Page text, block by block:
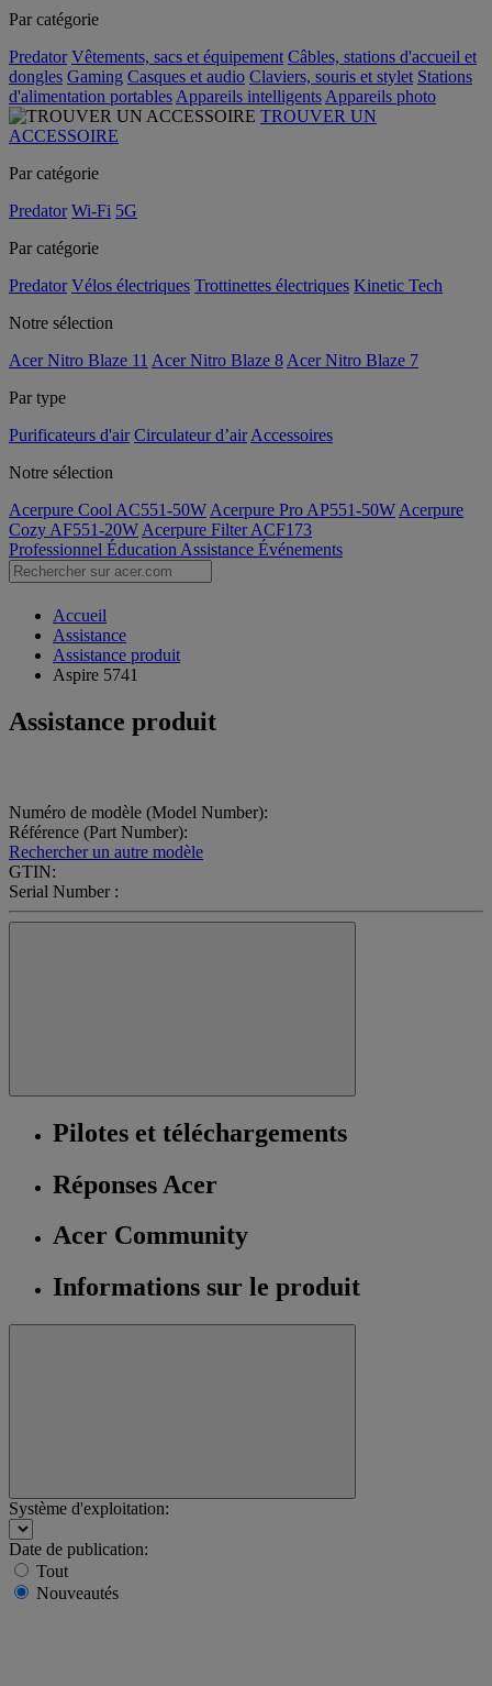
Par catégorie
Predator Vêtements, sacs et équipement Câbles, stations d'accueil et
dongles Gaming Casques et audio Claviers, souris et stylet Stations
d'alimentation portables Appareils intelligents Appareils photo
TROUVER UN
ACCESSOIRE
Par catégorie
Predator Wi-Fi 5G
Par catégorie
Predator Vélos électriques Trottinettes électriques Kinetic Tech
Notre sélection
Acer Nitro Blaze 11 Acer Nitro Blaze 8 Acer Nitro Blaze 7
Par type
Purificateurs d'air Circulateur d’air Accessoires
Notre sélection
Acerpure Cool AC551-50W Acerpure Pro AP551-50W Acerpure
Cozy AF551-20W Acerpure Filter ACF173
Professionnel Éducation Assistance Événements
Accueil
Assistance
Assistance produit
Aspire 5741
Assistance produit
Numéro de modèle (Model Number):
Référence (Part Number):
Rechercher un autre modèle
GTIN:
Serial Number :
Pilotes et téléchargements
Réponses Acer
Acer Community
Informations sur le produit
Système d'exploitation:
Date de publication:
Tout
Nouveautés